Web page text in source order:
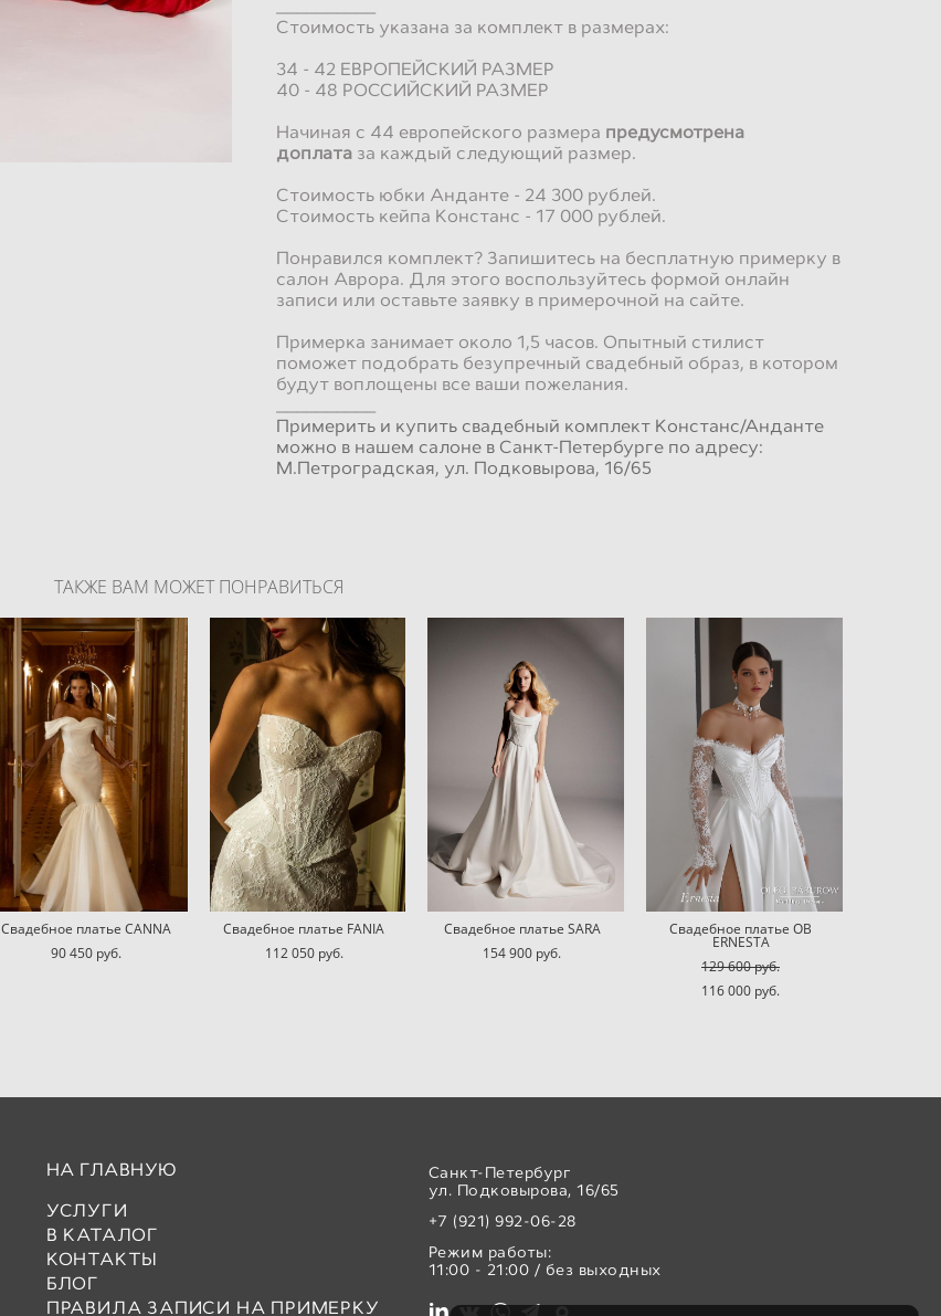
__________
Стоимость указана за комплект в размерах:
34 - 42 ЕВРОПЕЙСКИЙ РАЗМЕР
40 - 48 РОССИЙСКИЙ РАЗМЕР
Начиная с 44 европейского размера предусмотрена
доплата за каждый следующий размер.
Стоимость юбки Анданте - 24 300 рублей.
Стоимость кейпа Констанс - 17 000 рублей.
Понравился комплект? Запишитесь на бесплатную примерку в
салон Аврора. Для этого воспользуйтесь формой онлайн
записи или оставьте заявку в примерочной на сайте.
Примерка занимает около 1,5 часов. Опытный стилист
поможет подобрать безупречный свадебный образ, в котором
будут воплощены все ваши пожелания.
__________
Примерить и купить свадебный комплект Констанс/Анданте
можно в нашем салоне в Санкт-Петербурге по адресу:
М.Петроградская, ул. Подковырова, 16/65
ТАКЖЕ ВАМ МОЖЕТ ПОНРАВИТЬСЯ
Свадебное платье CANNA
90 450 pуб.
Свадебное платье FANIA
112 050 pуб.
Свадебное платье SARA
154 900 pуб.
Свадебное платье OB
ERNESTA
129 600 pуб.
116 000 pуб.
НА ГЛАВНУЮ
УСЛУГИ
В КАТАЛОГ
КОНТАКТЫ
БЛОГ
ПРАВИЛА ЗАПИСИ НА ПРИМЕРКУ
Санкт-Петербург
ул. Подковырова, 16/65
+7 (921) 992-06-28
Режим работы:
11:00 - 21:00 / без выходных